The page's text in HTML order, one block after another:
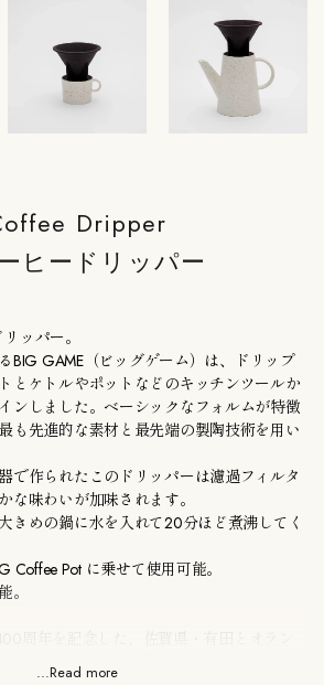
Dripper
ヒードリッパー
ッパー。
BIG GAME（ビッグゲーム）は、ドリップ
とケトルやポットなどのキッチンツールか
ンしました。ベーシックなフォルムが特徴
も先進的な素材と最先端の製陶技術を用い
で作られたこのドリッパーは濾過フィルタ
な味わいが加味されます。
きめの鍋に水を入れて20分ほど煮沸してく
Coffee Pot に乗せて使用可能。
。
よるプロジェクトです。
...Read more